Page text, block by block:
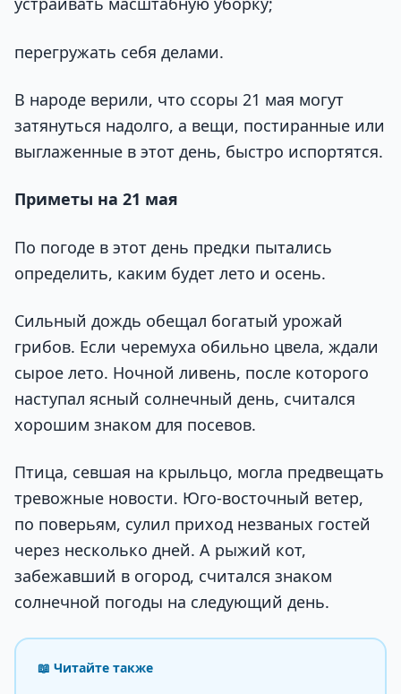
перегружать себя делами.
В народе верили, что ссоры 21 мая могут
затянуться надолго, а вещи, постиранные или
выглаженные в этот день, быстро испортятся.
Приметы на 21 мая
По погоде в этот день предки пытались
определить, каким будет лето и осень.
Сильный дождь обещал богатый урожай
грибов. Если черемуха обильно цвела, ждали
сырое лето. Ночной ливень, после которого
наступал ясный солнечный день, считался
хорошим знаком для посевов.
Птица, севшая на крыльцо, могла предвещать
тревожные новости. Юго-восточный ветер,
по поверьям, сулил приход незваных гостей
через несколько дней. А рыжий кот,
забежавший в огород, считался знаком
солнечной погоды на следующий день.
📖 Читайте также